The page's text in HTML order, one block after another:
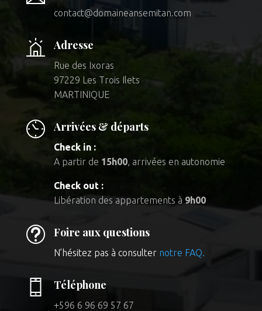
contact@domaineansemitan.com
Adresse
Rue des Ixoras
97229 Les Trois Ilets
MARTINIQUE
Arrivées & départs
Check in :
A partir de 15h00, arrivées en autonomie
Check out :
Libération des appartements à 9h00
t Foire aux questions
N’hésitez pas à consulter notre FAQ.
Téléphone
+596 6 96 69 57 67